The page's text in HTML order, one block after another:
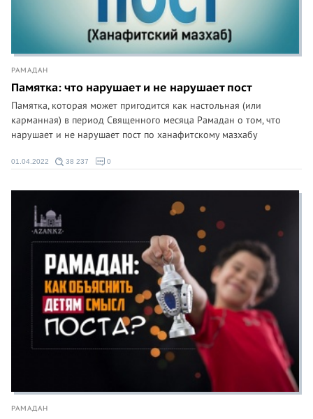
РАМАДАН
Памятка: что нарушает и не нарушает пост
Памятка, которая может пригодится как настольная (или
карманная) в период Священного месяца Рамадан о том, что
нарушает и не нарушает пост по ханафитскому мазхабу
01.04.2022 38 237 0
РАМАДАН